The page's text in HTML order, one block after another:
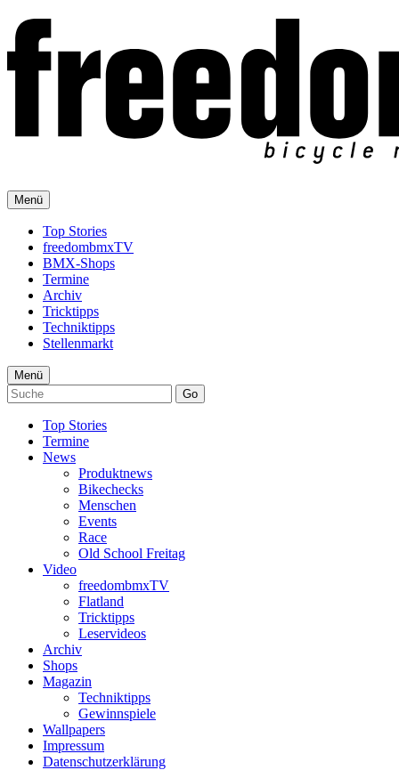
Menü
Top Stories
freedombmxTV
BMX-Shops
Termine
Archiv
Tricktipps
Techniktipps
Stellenmarkt
Menü
Go
Top Stories
Termine
News
Produktnews
Bikechecks
Menschen
Events
Race
Old School Freitag
Video
freedombmxTV
Flatland
Tricktipps
Leservideos
Archiv
Shops
Magazin
Techniktipps
Gewinnspiele
Wallpapers
Impressum
Datenschutzerklärung